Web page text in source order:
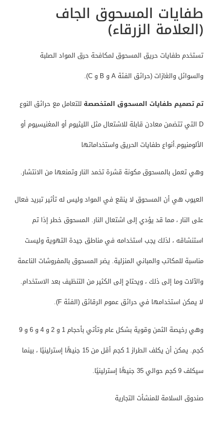
طفايات المسحوق الجاف
(العلامة الزرقاء)
تستخدم طفايات حريق المسحوق لمكافحة حرق المواد الصلبة
والسوائل والغازات (حرائق الفئة A و B و C).
تم تصميم طفايات المسحوق المتخصصة للتعامل مع حرائق النوع
D التي تتضمن معادن قابلة للاشتعال مثل الليثيوم أو المغنيسيوم أو
الألومنيوم.أنواع طفايات الحريق واستخداماتها
وهي تعمل بالمسحوق مكونة قشرة تخمد النار وتمنعها من الانتشار.
العيوب هي أن المسحوق لا ينقع في المواد وليس له تأثير تبريد فعال
على النار ، مما قد يؤدي إلى اشتعال النار. المسحوق خطر إذا تم
استنشاقه ، لذلك يجب استخدامه في مناطق جيدة التهوية وليست
مناسبة للمكاتب والمباني المنزلية. يضر المسحوق بالمفروشات الناعمة
والآلات وما إلى ذلك ، ويحتاج إلى الكثير من التنظيف بعد الاستخدام.
لا يمكن استخدامها في حرائق عموم الرقائق (الفئة F).
وهي رخيصة الثمن وقوية بشكل عام وتأتي بأحجام 1 و 2 و 4 و 6 و 9
كجم. يمكن أن يكلف الطراز 1 كجم أقل من 15 جنيهًا إسترلينيًا ، بينما
سيكلف 9 كجم حوالي 35 جنيهًا إسترلينيًا.
صندوق السلامة للمنشأت التجارية